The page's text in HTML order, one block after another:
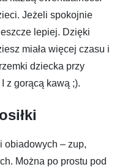
Jeżeli spokojnie
lepiej. Dzięki
miała więcej czasu i
dziecka przy
z gorącą kawą ;).
obiadowych – zup,
Można po prostu pod